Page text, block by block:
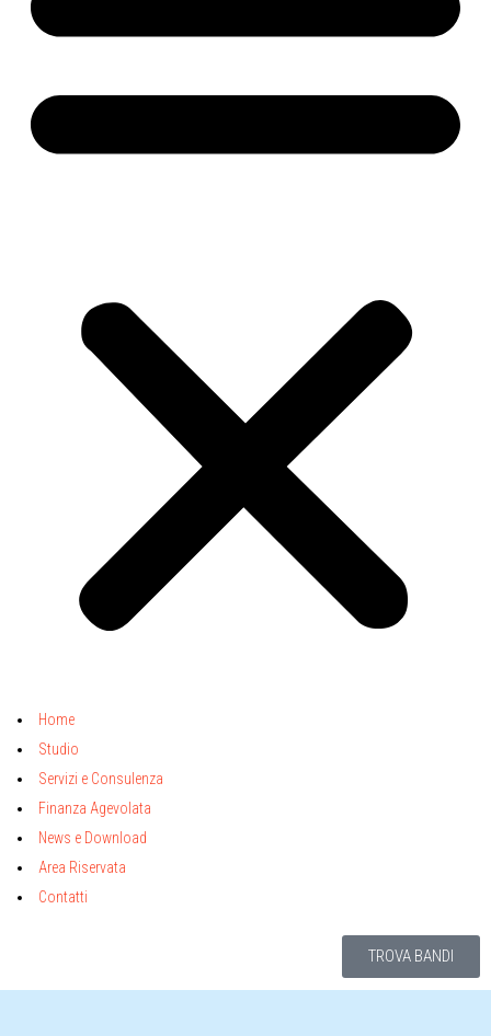
Home
Studio
Servizi e Consulenza
Finanza Agevolata
News e Download
Area Riservata
Contatti
TROVA BANDI